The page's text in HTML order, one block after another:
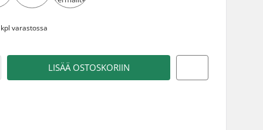
varastossa
LISÄÄ OSTOSKORIIN